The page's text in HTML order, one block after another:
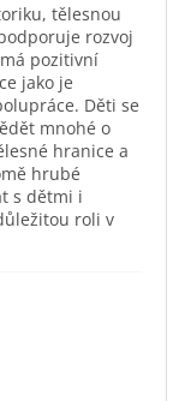
tělesnou
rozvoj
pozitivní
jako je
Děti se
mnohé o
hranice a
hrubé
s dětmi i
roli v